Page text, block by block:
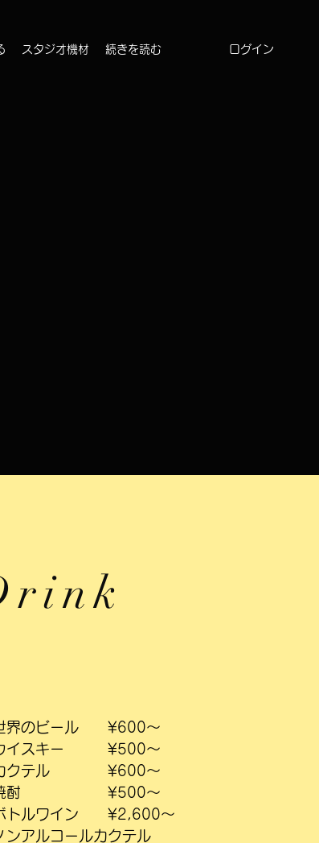
ログイン
スタジオ機材 続きを読む
界のビール ¥600〜
イスキー ¥500〜
カクテル ¥600〜
焼酎 ¥500〜
トルワイン ¥2,600〜
ンアルコールカクテル